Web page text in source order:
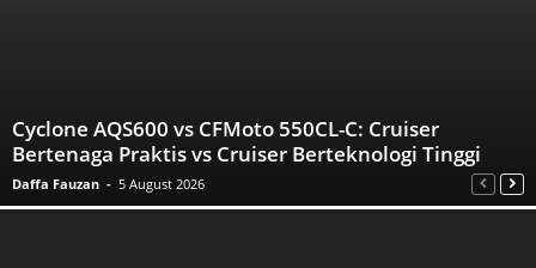
Cyclone AQS600 vs CFMoto 550CL-C: Cruiser
Bertenaga Praktis vs Cruiser Berteknologi Tinggi
Daffa Fauzan - 5 August 2026